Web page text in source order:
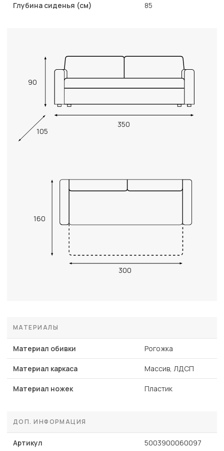
Глубина сиденья (см) 85
90
350
105
160
300
МАТЕРИАЛЫ
Материал обивки Рогожка
Материал каркаса Массив, ЛДСП
Материал ножек Пластик
ДОП. ИНФОРМАЦИЯ
Артикул 5003900060097